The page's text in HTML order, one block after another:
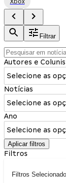
Filtrar
Autores e
Selecione as
Notícias
Selecione as
Ano
Selecione as
Aplicar filtros
Filtros
Filtros